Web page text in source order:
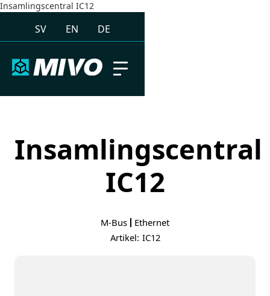
Insamlingscentral IC12
SV EN DE
Insamlingscentral
IC12
M-Bus
Ethernet
Artikel: IC12